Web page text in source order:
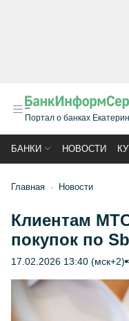
Портал о банках
БАНКИ НОВОСТИ
Главная Новости
Клиентам
покупок по
17.02.2026 13:40 (мск+2)